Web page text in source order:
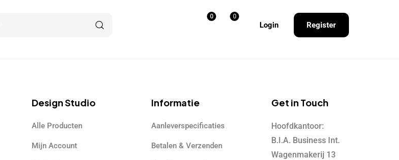
0 0
Login Register
Design Studio
Alle Producten
Mijn Account
Informatie
Aanleverspecificaties
Betalen & Verzenden
Get in Touch
Hoofdkantoor:
B.I.A. Business Int.
Wagenmakerij 13